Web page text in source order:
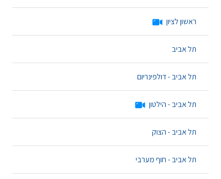
ראשון לציון
תל אביב
תל אביב - דולפינריום
תל אביב - הילטון
תל אביב - הצוק
תל אביב - חוף מערבי